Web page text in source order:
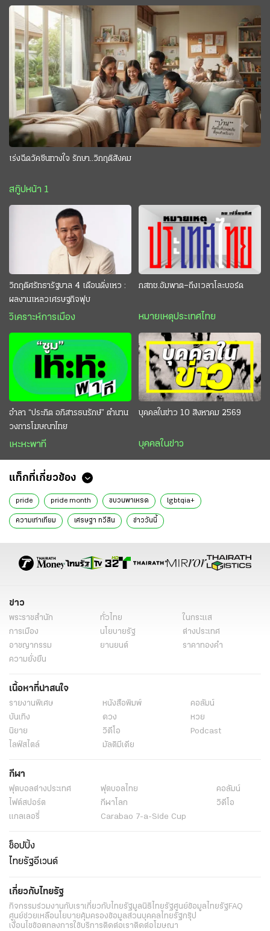
เร่งฉีดวัคซีนทางใจ รักษา..วิกฤติสังคม
สกู๊ปหน้า 1
วิกฤติศรัทธารัฐบาล 4 เดือนดิ่งเหว :
ผลงานเหลวเศรษฐกิจฟุบ
วิเคราะห์การเมือง
กสทช.อัมพาต–ถึงเวลาโละบอร์ด
หมายเหตุประเทศไทย
อำลา “ประกิต อภิสารธนรักษ์” ตำนาน
วงการโฆษณาไทย
เหะหะพาที
บุคคลในข่าว 10 สิงหาคม 2569
บุคคลในข่าว
แท็กที่เกี่ยวข้อง
pride pride month ขบวนพาเหรด lgbtqia+
ความเท่าเทียม เศรษฐา ทวีสิน ข่าววันนี้
ข่าว
พระราชสำนัก ทั่วไทย
ในกระแส
การเมือง
นโยบายรัฐ
ต่างประเทศ
อาชญากรรม
ยานยนต์
ราคาทองคำ
ความยั่งยืน
เนื้อหาที่น่าสนใจ
รายงานพิเศษ หนังสือพิมพ์
คอลัมน์
บันเทิง
ดวง
หวย
นิยาย
วิดีโอ
Podcast
ไลฟ์สไตล์
มัลติมีเดีย
กีฬา
ฟุตบอลต่่างประเทศ ฟุตบอลไทย
คอลัมน์
ไฟต์สปอร์ต
กีฬาโลก
วิดีโอ
แกลเลอรี่
Carabao 7-a-Side Cup
ช็อปปิ้ง
ไทยรัฐอีเวนต์
เกี่ยวกับไทยรัฐ
กิจกรรมร่วมงานกับเราเกี่ยวกับไทยรัฐมูลนิธิไทยรัฐศูนย์ข้อมูลไทยรัฐFAQ
ศูนย์ช่วยเหลือนโยบายคุ้มครองข้อมูลส่วนบุคคลไทยรัฐกรุ๊ป
เงื่อนไขข้อตกลงการใช้บริการติดต่อเราติดต่อโฆษณา